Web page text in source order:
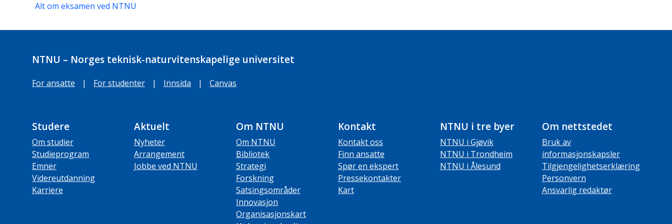
Alt om eksamen ved NTNU
NTNU – Norges teknisk-naturvitenskapelige universitet
For ansatte | For studenter | Innsida | Canvas
Studere
Om studier
Studieprogram
Emner
Videreutdanning
Karriere
Aktuelt
Nyheter
Arrangement
Jobbe ved NTNU
Om NTNU
Om NTNU
Bibliotek
Strategi
Forskning
Satsingsområder
Innovasjon
Organisasjonskart
Kontakt
Kontakt oss
Finn ansatte
Spør en ekspert
Pressekontakter
Kart
NTNU i tre byer
NTNU i Gjøvik
NTNU i Trondheim
NTNU i Ålesund
Om nettstedet
Bruk av
informasjonskapsler
Tilgjengelighetserklæring
Personvern
Ansvarlig redaktør